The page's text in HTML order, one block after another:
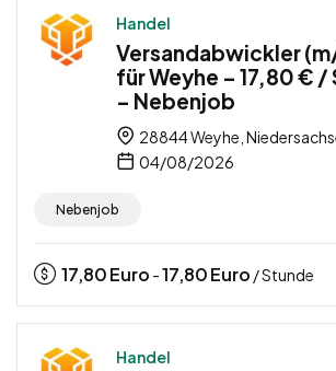
Handel
Versandabwickler
für Weyhe – 17,80 € /
– Nebenjob
28844 Weyhe,
04/08/2026
Nebenjob
17,80Euro -17,80Euro / Stunde
Handel